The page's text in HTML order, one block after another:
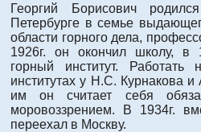
Георгий Борисович
Петербурге в семье
области горного дела,
1926г. он окончил школу, в
горный институт. Работать
институтах у Н.С. Курнакова
им он считает себя
моровоззрением. В 1934г.
переехал в Москву.